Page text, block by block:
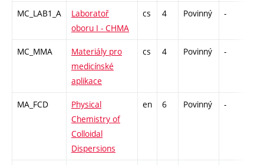
MC_LAB1_A
Laboratoř
oboru I - CHMA
cs 4 Povinný -
MC_MMA
Materiály pro
medicínské
aplikace
cs 4 Povinný -
MA_FCD
Physical
Chemistry of
Colloidal
Dispersions
en 6 Povinný -